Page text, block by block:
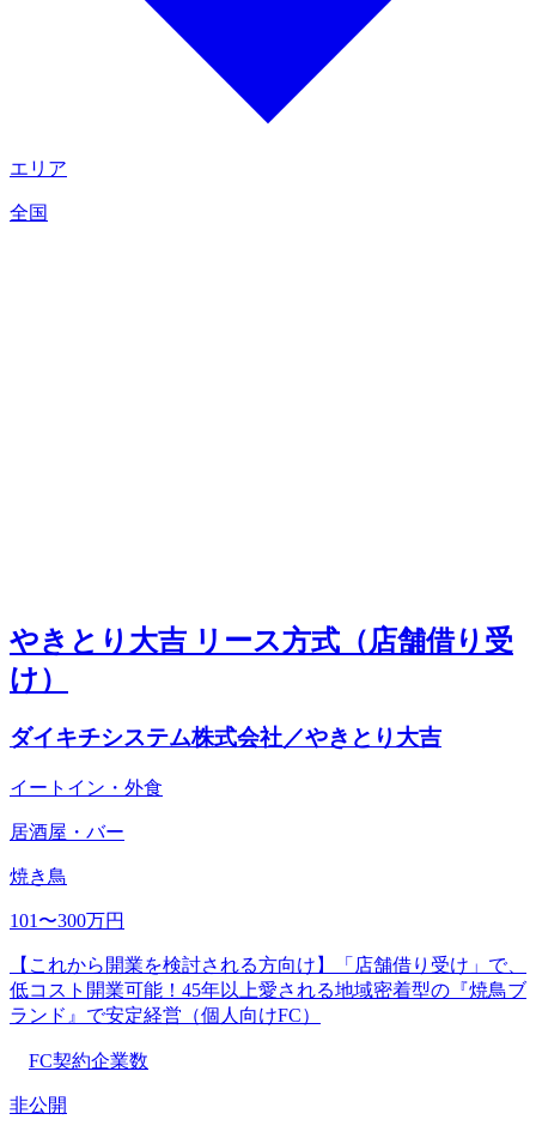
エリア
全国
やきとり大吉 リース方式（店舗借り受
け）
ダイキチシステム株式会社／やきとり大吉
イートイン・外食
居酒屋・バー
焼き鳥
101〜300万円
【これから開業を検討される方向け】「店舗借り受け」で、
低コスト開業可能！45年以上愛される地域密着型の『焼鳥ブ
ランド』で安定経営（個人向けFC）
FC契約企業数
非公開